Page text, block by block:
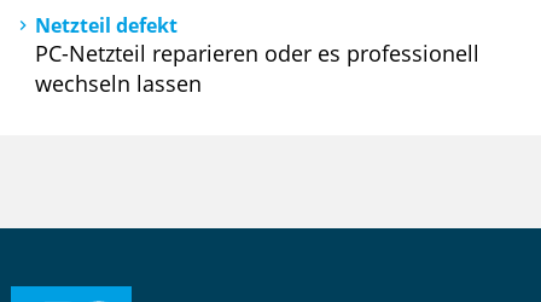
Netzteil defekt
PC-Netzteil reparieren oder es professionell
wechseln lassen